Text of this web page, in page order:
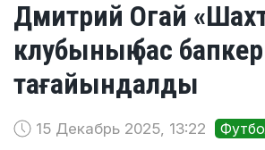
Дмитрий Огай
клубының бас
тағайындалды
15 Декабрь 2025, 13:22